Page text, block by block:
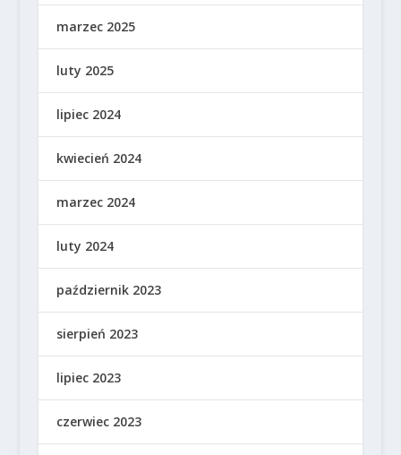
marzec 2025
luty 2025
lipiec 2024
kwiecień 2024
marzec 2024
luty 2024
październik 2023
sierpień 2023
lipiec 2023
czerwiec 2023